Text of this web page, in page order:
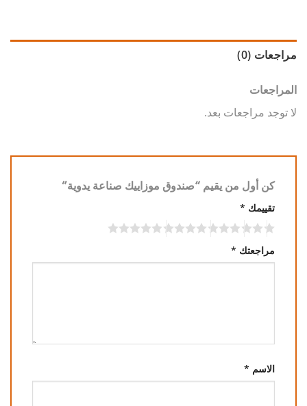
مراجعات (0)
المراجعات
لا توجد مراجعات بعد.
كن أول من يقيم “صندوق موزاييك صناعة يدوية”
تقييمك *
مراجعتك *
الاسم *